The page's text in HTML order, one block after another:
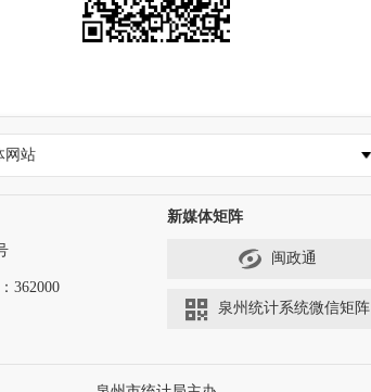
网站
362000
新媒体矩阵
闽政通
泉州统计系统微信矩阵